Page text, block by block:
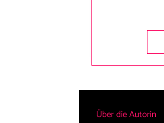
Über die Autorin